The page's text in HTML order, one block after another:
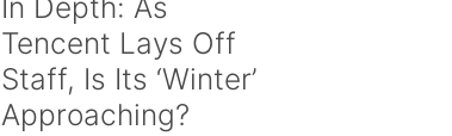
In Depth: As
Tencent Lays Off
Staff, Is Its ‘Winter’
Approaching?